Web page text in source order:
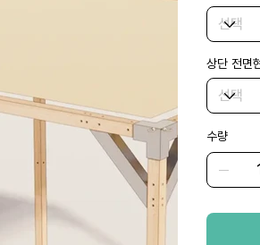
상단 전면
수량